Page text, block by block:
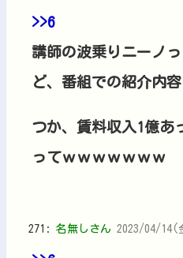
>>6
講師の波乗りニーノ
ど、番組での紹介内
つか、賃料収入1億あ
ってｗｗｗｗｗｗｗ
271: 名無しさん 2023/04/14(